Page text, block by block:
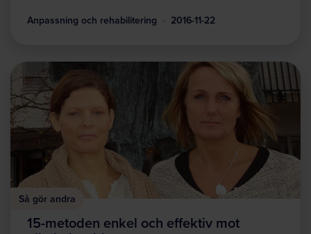
Anpassning och rehabilitering 2016-11-22
Så gör andra
15-metoden enkel och effektiv mot